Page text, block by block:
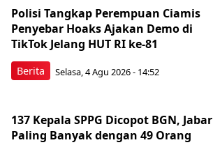
Berita
Polisi Tangkap Perempuan Ciamis
Penyebar Hoaks Ajakan Demo di
TikTok Jelang HUT RI ke-81
Selasa, 4 Agu 2026 - 14:52
137 Kepala SPPG Dicopot BGN, Jabar
Paling Banyak dengan 49 Orang